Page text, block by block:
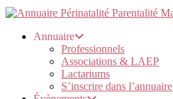
Annuaire
Professionnels
Associations & LAEP
Lactariums
S’inscrire dans l’annuaire